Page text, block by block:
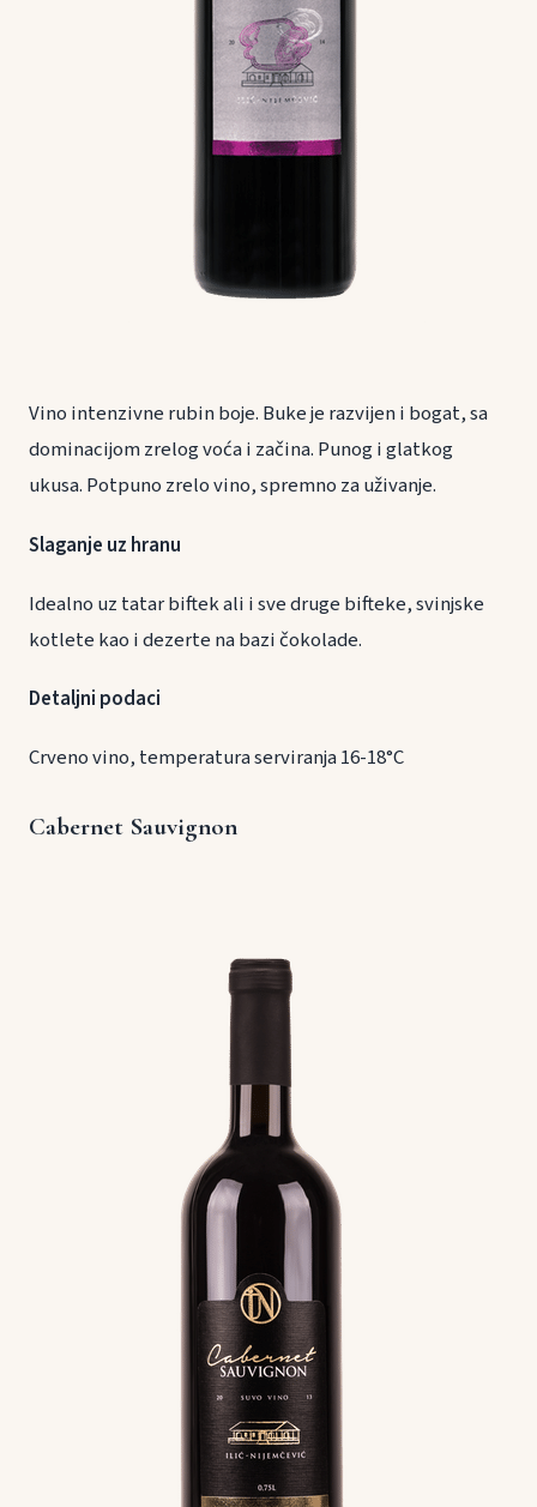
Vino intenzivne rubin boje. Buke je razvijen i bogat, sa
dominacijom zrelog voća i začina. Punog i glatkog
ukusa. Potpuno zrelo vino, spremno za uživanje.
Slaganje uz hranu
Idealno uz tatar biftek ali i sve druge bifteke, svinjske
kotlete kao i dezerte na bazi čokolade.
Detaljni podaci
Crveno vino, temperatura serviranja 16-18°C
Cabernet Sauvignon